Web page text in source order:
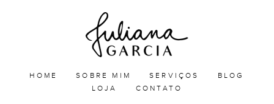
HOME SOBRE MIM SERVIÇOS
BLOG
LOJA
CONTATO